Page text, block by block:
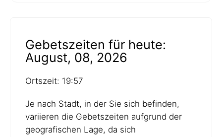
Gebetszeiten für heute:
August, 08, 2026
Ortszeit: 19:57
Je nach Stadt, in der Sie sich befinden,
variieren die Gebetszeiten aufgrund der
geografischen Lage, da sich